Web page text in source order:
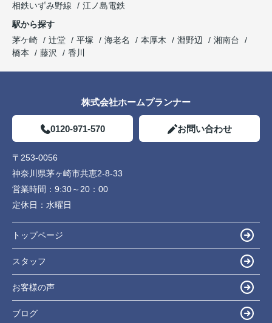
相鉄いずみ野線
江ノ島電鉄
駅から探す
茅ケ崎
辻堂 平塚 海老名 本厚木 淵野辺
湘南台
橋本
藤沢 香川
株式会社ホームプランナー
0120-971-570 お問い合わせ
〒253-0056
神奈川県茅ヶ崎市共恵2-8-33
営業時間： 9:30～20：00
定休日： 水曜日
トップページ
スタッフ
お客様の声
ブログ